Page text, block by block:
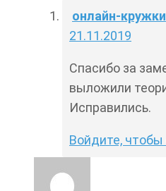
онлайн-кружки
21.11.2019
Спасибо за
выложили
Исправились.
Войдите, чтобы